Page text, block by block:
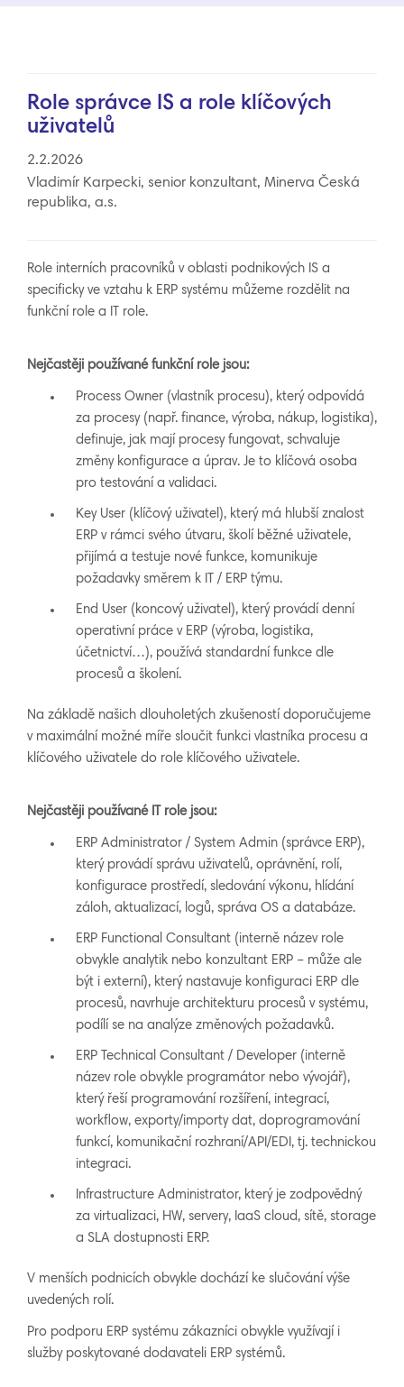
Role správce IS a role klíčových
uživatelů
2.2.2026
Vladimír Karpecki, senior konzultant, Minerva Česká
republika, a.s.
Role interních pracovníků v oblasti podnikových IS a
specificky ve vztahu k ERP systému můžeme rozdělit na
funkční role a IT role.
Nejčastěji používané funkční role jsou:
Process Owner (vlastník procesu), který odpovídá
za procesy (např. finance, výroba, nákup, logistika),
definuje, jak mají procesy fungovat, schvaluje
změny konfigurace a úprav. Je to klíčová osoba
pro testování a validaci.
Key User (klíčový uživatel), který má hlubší znalost
ERP v rámci svého útvaru, školí běžné uživatele,
přijímá a testuje nové funkce, komunikuje
požadavky směrem k IT / ERP týmu.
End User (koncový uživatel), který provádí denní
operativní práce v ERP (výroba, logistika,
účetnictví…), používá standardní funkce dle
procesů a školení.
Na základě našich dlouholetých zkušeností doporučujeme
v maximální možné míře sloučit funkci vlastníka procesu a
klíčového uživatele do role klíčového uživatele.
Nejčastěji používané IT role jsou:
ERP Administrator / System Admin (správce ERP),
který provádí správu uživatelů, oprávnění, rolí,
konfigurace prostředí, sledování výkonu, hlídání
záloh, aktualizací, logů, správa OS a databáze.
ERP Functional Consultant (interně název role
obvykle analytik nebo konzultant ERP – může ale
být i externí), který nastavuje konfiguraci ERP dle
procesů, navrhuje architekturu procesů v systému,
podílí se na analýze změnových požadavků.
ERP Technical Consultant / Developer (interně
název role obvykle programátor nebo vývojář),
který řeší programování rozšíření, integrací,
workflow, exporty/importy dat, doprogramování
funkcí, komunikační rozhraní/API/EDI, tj. technickou
integraci.
Infrastructure Administrator, který je zodpovědný
za virtualizaci, HW, servery, IaaS cloud, sítě, storage
a SLA dostupnosti ERP.
V menších podnicích obvykle dochází ke slučování výše
uvedených rolí.
Pro podporu ERP systému zákazníci obvykle využívají i
služby poskytované dodavateli ERP systémů.